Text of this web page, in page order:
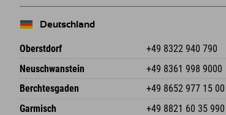
Deutschland
Oberstdorf +49 8322 940 790
An der Breitach 3
Deutschland
Adresse speichern
Buchen
Neuschwanstein +49 8361 998 9000
An der Riese 45
87484 Nesselwang im Allgäu
Deutschland
Adresse speichern
Buchen
Berchtesgaden +49 8652 977 15 00
Hofreitstr. 7
Adresse speichern
Garmisch +49 8821 60 35 990